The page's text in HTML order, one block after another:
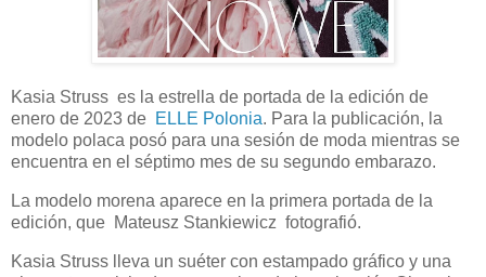
Kasia Struss es la estrella de portada de la edición de
enero de 2023 de ELLE Polonia. Para la publicación, la
modelo polaca posó para una sesión de moda mientras se
encuentra en el séptimo mes de su segundo embarazo.
La modelo morena aparece en la primera portada de la
edición, que Mateusz Stankiewicz fotografió.
Kasia Struss lleva un suéter con estampado gráfico y una